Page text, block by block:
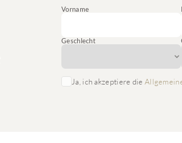
Vorname
Geschlecht
Ja, ich akzeptiere die